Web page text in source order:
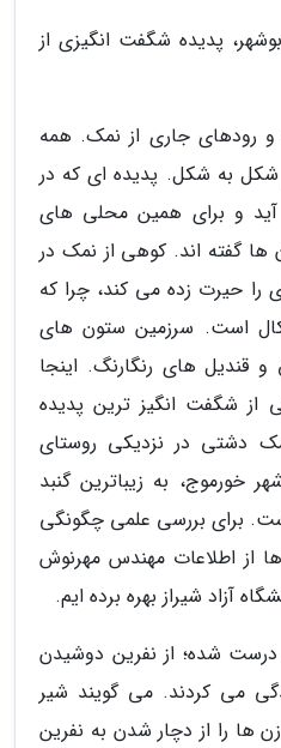
پدیده شگفت انگیزی از
و رودهای جاری از نمک. همه
به شکل. پدیده ای که در
و برای همین محلی های
گفته اند. کوهی از نمک در
را حیرت زده می کند، چرا که
است. سرزمین ستون های
قندیل های رنگارنگ. اینجا
شگفت انگیز ترین پدیده
دشتی در نزدیکی روستای
شهر خورموج، به زیباترین گنبد
برای بررسی علمی چگونگی
از اطلاعات مهندس مهرنوش
آزاد شیراز بهره برده ایم.
درست شده؛ از نفرین دوشیدن
می کردند. می گویند شیر
ها را از دچار شدن به نفرین